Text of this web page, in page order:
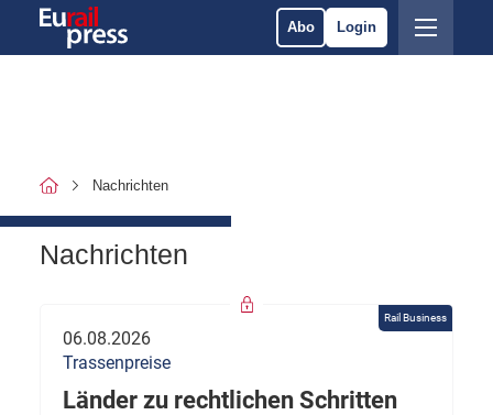
Abo Login
Nachrichten
Nachrichten
Rail Business
06.08.2026
Trassenpreise
Länder zu rechtlichen Schritten